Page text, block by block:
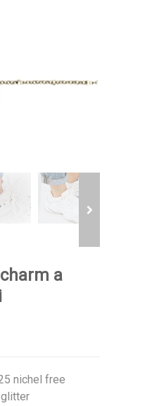
a
nichel free